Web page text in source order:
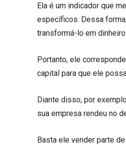
Ela é um indicador que
específicos. Dessa
transformá-lo em dinheiro.
Portanto, ele
capital para que ele
Diante disso, por
sua empresa rendeu no
Basta ele vender parte